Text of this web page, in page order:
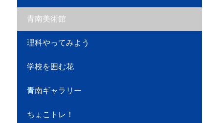
青南美術館
理科やってみよう
学校を囲む花
青南ギャラリー
ちょこトレ！